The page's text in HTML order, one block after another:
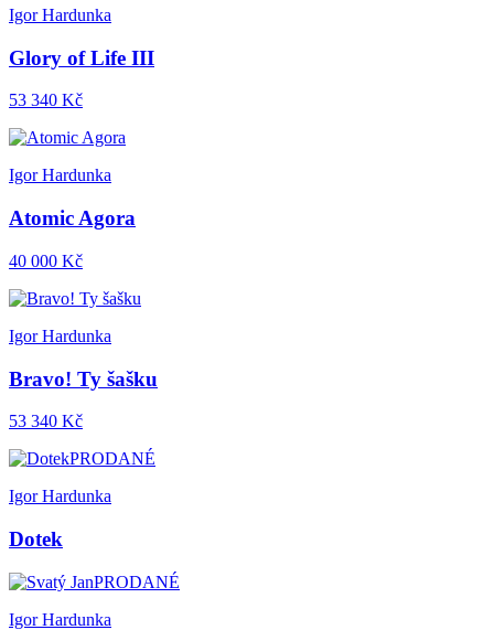
Igor Hardunka
Glory of Life III
53 340 Kč
Igor Hardunka
Atomic Agora
40 000 Kč
Igor Hardunka
Bravo! Ty šašku
53 340 Kč
PRODANÉ
Igor Hardunka
Dotek
PRODANÉ
Igor Hardunka